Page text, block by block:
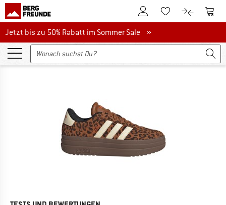
Zum KundenkontoZum Merkzettel.
Zum Zum
Jetzt bis zu 50% Rabatt im Sommer Sale
Jetzt bis zu 50% Rabatt im Sommer Sale »